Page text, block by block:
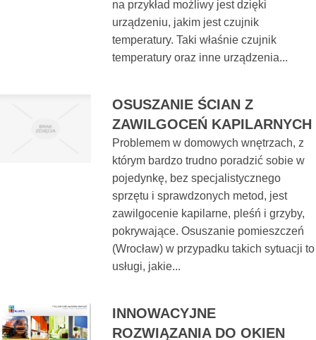
na przykład możliwy jest dzięki
urządzeniu, jakim jest czujnik
temperatury. Taki właśnie czujnik
temperatury oraz inne urządzenia...
OSUSZANIE ŚCIAN Z
ZAWILGOCEŃ KAPILARNYCH
Problemem w domowych wnętrzach, z
którym bardzo trudno poradzić sobie w
pojedynkę, bez specjalistycznego
sprzętu i sprawdzonych metod, jest
zawilgocenie kapilarne, pleśń i grzyby,
pokrywające. Osuszanie pomieszczeń
(Wrocław) w przypadku takich sytuacji to
usługi, jakie...
INNOWACYJNE
ROZWIĄZANIA DO OKIEN